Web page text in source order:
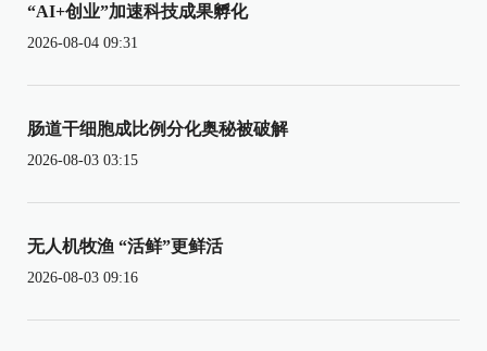
“AI+创业”加速科技成果孵化
2026-08-04 09:31
肠道干细胞成比例分化奥秘被破解
2026-08-03 03:15
无人机牧渔 “活鲜”更鲜活
2026-08-03 09:16